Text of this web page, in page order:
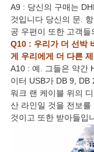
A9 : 당신의 구매는
것입니다 당신의 문.
공 우편이 또한 고객들
Q10 : 우리가 더 선박
게 우리에게 더 다른
A10 : 예. 그들은 약간
이터 USB가 DB 9, DB
워크 랜 케이블 위의
산 라인일 것을 전보
것이고 또한 받아들입